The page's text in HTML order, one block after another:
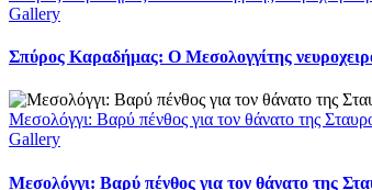
Gallery
Σπύρος Καραδήμας: Ο Μεσολογγίτης
Μεσολόγγι: Βαρύ πένθος για τον θάνατο της
Gallery
Μεσολόγγι: Βαρύ πένθος για τον θάνατο της